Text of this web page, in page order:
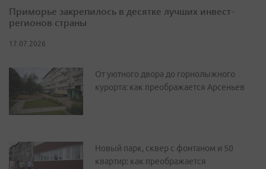
Приморье закрепилось в десятке лучших инвест-
регионов страны
17.07.2026
От уютного двора до горнолыжного
курорта: как преображается Арсеньев
Новый парк, сквер с фонтаном и 50
квартир: как преображается